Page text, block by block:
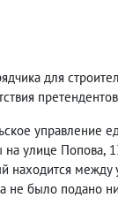
для
управление
на улице Попова,
находится
не было подано